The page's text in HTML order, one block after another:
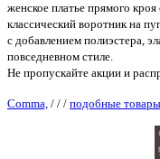
женское платье прямого
классический воротник на
с добавлением полиэстера,
повседневном стиле.
Не пропускайте акции и
Comma, / / / подобные товары